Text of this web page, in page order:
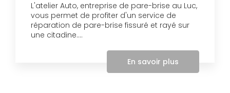
L'atelier Auto, entreprise de pare-brise au Luc,
vous permet de profiter d'un service de
réparation de pare-brise fissuré et rayé sur
une citadine....
En savoir plus